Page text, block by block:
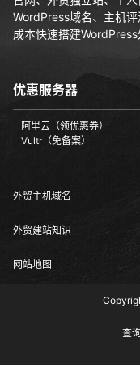
WordPress域名、主机
成本快速搭建WordPress
优惠服务器
阿里云（领优惠券）
Vultr（免备案）
外贸主机域名
外贸建站知识
网站地图
查